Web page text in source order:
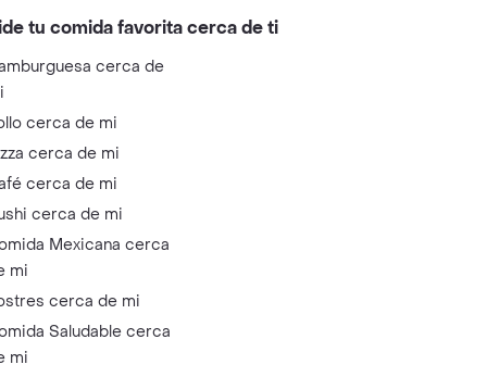
tu comida favorita cerca de ti
cerca de
cerca de mi
cerca de mi
cerca de mi
cerca de mi
Mexicana cerca
mi
cerca de mi
Saludable cerca
mi